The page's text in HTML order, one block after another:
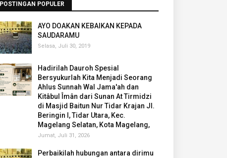
POSTINGAN POPULER
AYO DOAKAN KEBAIKAN KEPADA
SAUDARAMU
Selasa, Juli 30, 2019
Hadirilah Dauroh Spesial
Bersyukurlah Kita Menjadi Seorang
Ahlus Sunnah Wal Jama'ah dan
Kitâbul Îmân dari Sunan At Tirmidzi
di Masjid Baitun Nur Tidar Krajan Jl.
Beringin I, Tidar Utara, Kec.
Magelang Selatan, Kota Magelang,
Jumat, Juli 31, 2026
Perbaikilah hubungan antara dirimu